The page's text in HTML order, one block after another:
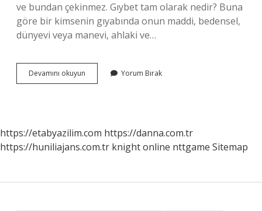
ve bundan çekinmez. Gıybet tam olarak nedir? Buna
göre bir kimsenin gıyabında onun maddi, bedensel,
dünyevi veya manevi, ahlaki ve…
Devamını okuyun
Topluluğun
Yorum Bırak
https://etabyazilim.com https://danna.com.tr
https://huniliajans.com.tr knight online nttgame Sitemap